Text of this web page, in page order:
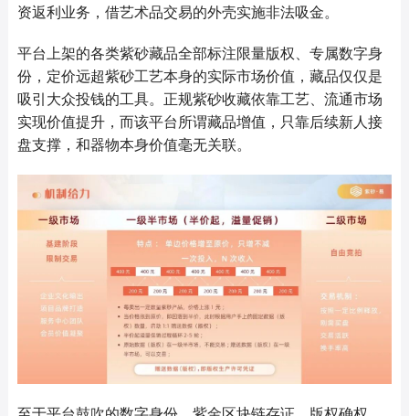
资返利业务，借艺术品交易的外壳实施非法吸金。
平台上架的各类紫砂藏品全部标注限量版权、专属数字身
份，定价远超紫砂工艺本身的实际市场价值，藏品仅仅是
吸引大众投钱的工具。正规紫砂收藏依靠工艺、流通市场
实现价值提升，而该平台所谓藏品增值，只靠后续新人接
盘支撑，和器物本身价值毫无关联。